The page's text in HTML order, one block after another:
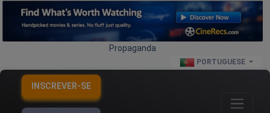
Propaganda
PORTUGUESE
INSCREVER-SE